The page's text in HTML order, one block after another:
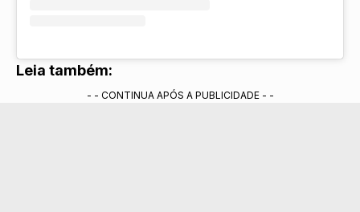
Leia também:
- - CONTINUA APÓS A PUBLICIDADE - -